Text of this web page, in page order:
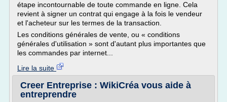
étape incontournable de toute commande en ligne. Cela
revient à signer un contrat qui engage à la fois le vendeur
et l'acheteur sur les termes de la transaction.
Les conditions générales de vente, ou « conditions
générales d'utilisation » sont d'autant plus importantes que
les commandes par internet...
Lire la suite
Creer Entreprise : WikiCréa vous aide à
entreprendre